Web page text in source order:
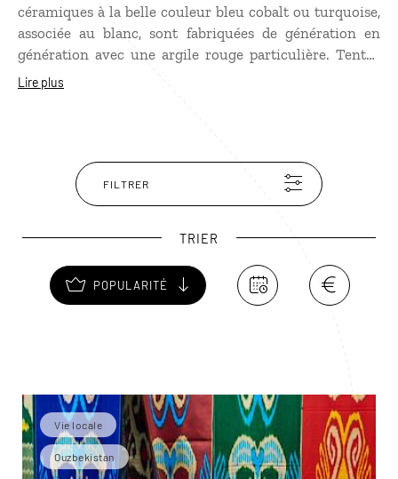
céramiques à la belle couleur bleu cobalt ou turquoise,
associée au blanc, sont fabriquées de génération en
génération avec une argile rouge particulière. Tentez
de percez les secrets de glaçures et de colorants des
le tour de main des potiers. Et amusez-vous à comparer
les différentes figurines de Nasrudin, le sage local d’Asie
Lire plus
FILTRER
TRIER
POPULARITÉ
Vie locale
Ouzbekistan